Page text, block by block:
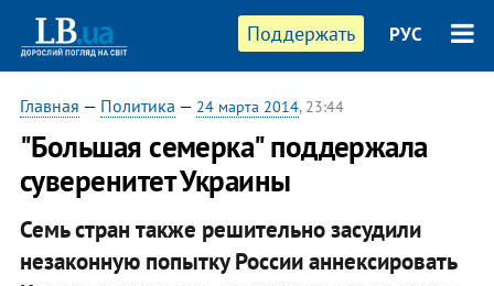
Поддержать РУС
Главная — Политика — 24 марта 2014, 23:44
"Большая семерка" поддержала
суверенитет Украины
Семь стран также решительно засудили
незаконную попытку России аннексировать